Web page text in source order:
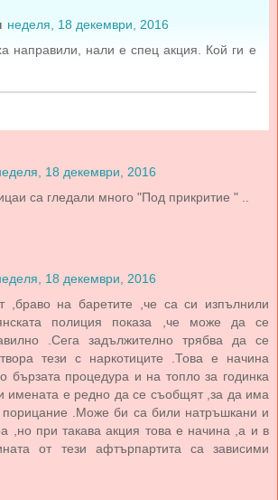
неделя, 18 декември, 2016
направили, нали е спец акция. Кой ги е
18 декември, 2016
са гледали много "Под прикритие " ..
18 декември, 2016
,браво на баретите ,че са си изпълнили
полиция показа ,че може да се
.Сега задължително трябва да се
тези с наркотиците .Това е начина
бързата процедура и на топло за годинка
имената е редно да се съобщят ,за да има
порицание .Може би са били натръшкани и
,но при такава акция това е начина ,а и в
от тези афтърпартита са зависими